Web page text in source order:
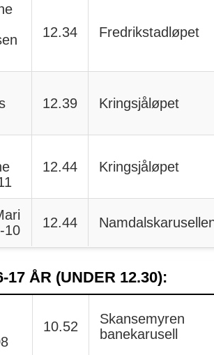
12.34 Fredrikstadløpet
12.39 Kringsjåløpet
12.44 Kringsjåløpet
10
12.44
17 ÅR (UNDER 12.30):
10.52
Skansemyren
banekarusell